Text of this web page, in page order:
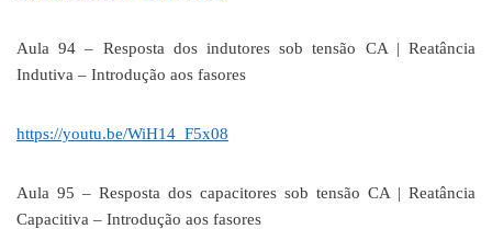
Aula 94 – Resposta dos indutores sob tensão CA | Reatância
Indutiva – Introdução aos fasores
https://youtu.be/WiH14_F5x08
Aula 95 – Resposta dos capacitores sob tensão CA | Reatância
Capacitiva – Introdução aos fasores